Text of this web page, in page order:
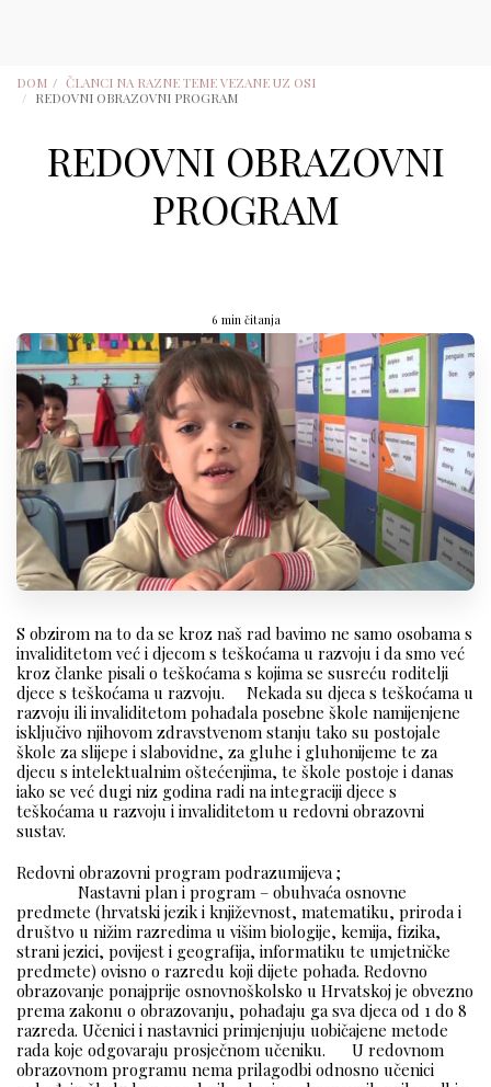
DOM
ČLANCI NA RAZNE TEME VEZANE UZ OSI
REDOVNI OBRAZOVNI PROGRAM
REDOVNI OBRAZOVNI
PROGRAM
6 min čitanja
S obzirom na to da se kroz naš rad bavimo ne samo osobama s
invaliditetom već i djecom s teškoćama u razvoju i da smo već
kroz članke pisali o teškoćama s kojima se susreću roditelji
djece s teškoćama u razvoju. Nekada su djeca s teškoćama u
razvoju ili invaliditetom pohađala posebne škole namijenjene
isključivo njihovom zdravstvenom stanju tako su postojale
škole za slijepe i slabovidne, za gluhe i gluhonijeme te za
djecu s intelektualnim oštećenjima, te škole postoje i danas
iako se već dugi niz godina radi na integraciji djece s
teškoćama u razvoju i invaliditetom u redovni obrazovni
sustav.
Redovni obrazovni program podrazumijeva ;
Nastavni plan i program – obuhvaća osnovne
predmete (hrvatski jezik i književnost, matematiku, priroda i
društvo u nižim razredima u višim biologije, kemija, fizika,
strani jezici, povijest i geografija, informatiku te umjetničke
predmete) ovisno o razredu koji dijete pohađa. Redovno
obrazovanje ponajprije osnovnoškolsko u Hrvatskoj je obvezno
prema zakonu o obrazovanju, pohađaju ga sva djeca od 1 do 8
razreda. Učenici i nastavnici primjenjuju uobičajene metode
rada koje odgovaraju prosječnom učeniku. U redovnom
obrazovnom programu nema prilagodbi odnosno učenici